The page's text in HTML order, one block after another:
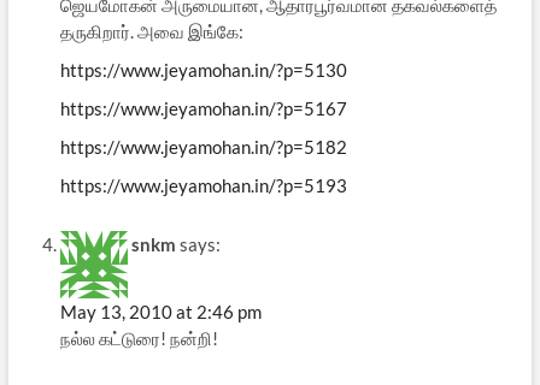
ஜெயமோகன் அருமையான, ஆதாரபூர்வமான தகவல்களைத்
தருகிறார். அவை இங்கே:
https://www.jeyamohan.in/?p=5130
https://www.jeyamohan.in/?p=5167
https://www.jeyamohan.in/?p=5182
https://www.jeyamohan.in/?p=5193
snkm says:
May 13, 2010 at 2:46 pm
நல்ல கட்டுரை! நன்றி!